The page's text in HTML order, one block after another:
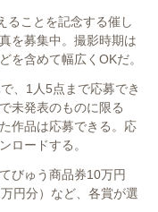
ることを記念する催し
を募集中。撮影時期は
を含めて幅広くOKだ。
、1人5点まで応募でき
未発表のものに限る
作品は応募できる。応
ロードする。
びゅう商品券10万円
円分）など、各賞が選